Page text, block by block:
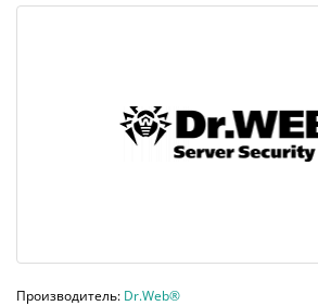
Производитель: Dr.Web®